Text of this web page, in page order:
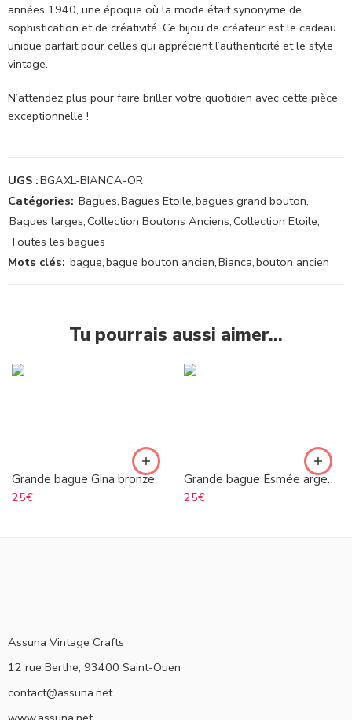
années 1940, une époque où la mode était synonyme de
sophistication et de créativité. Ce bijou de créateur est le cadeau
unique parfait pour celles qui apprécient l’authenticité et le style
vintage.
N’attendez plus pour faire briller votre quotidien avec cette pièce
exceptionnelle !
UGS :BGAXL-BIANCA-OR
Catégories: Bagues,Bagues Etoile,bagues grand bouton,
Bagues larges,Collection Boutons Anciens,Collection Etoile,
Toutes les bagues
Mots clés: bague,bague bouton ancien,Bianca,bouton ancien
Tu pourrais aussi aimer…
Grande bague Gina bronze
25€
Grande bague Esmée argentée
25€
Assuna Vintage Crafts
12 rue Berthe, 93400 Saint-Ouen
contact@assuna.net